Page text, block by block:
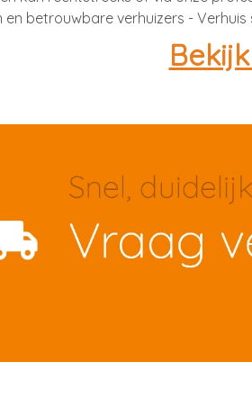
en betrouwbare verhuizers -